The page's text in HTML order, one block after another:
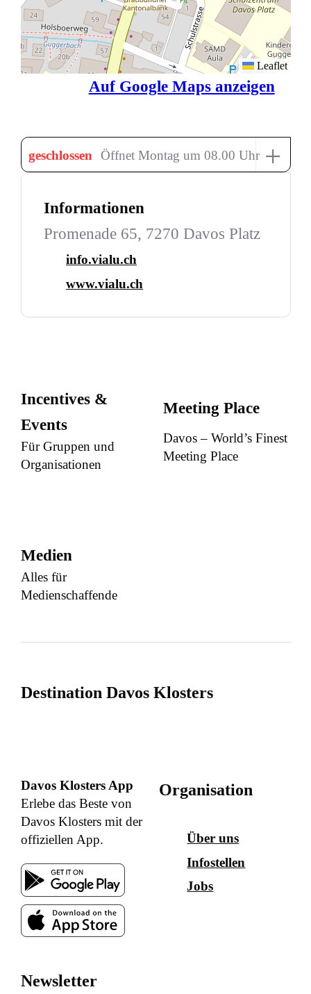
Leaflet
Auf Google Maps anzeigen
geschlossen Öffnet Montag um 08.00 Uhr +
Informationen
Promenade 65, 7270 Davos Platz
info.vialu.ch
www.vialu.ch
Incentives &
Events
Für Gruppen und
Organisationen
Meeting Place
Davos – World’s Finest
Meeting Place
Medien
Alles für
Medienschaffende
Destination Davos Klosters
Davos Klosters App
Erlebe das Beste von
Davos Klosters mit der
offiziellen App.
Organisation
Über uns
Infostellen
Jobs
Newsletter